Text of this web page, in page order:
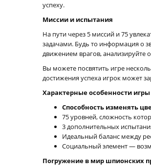
успеху.
Миссии и испытания
На пути через 5 миссий и 75
задачами. Будь то информация о
движением врагов, анализируйте
Вы можете посвятить игре
достижения успеха игрок может
Характерные особенности игры
Способность изменять
75 уровней, сложность
3 дополнительных
Идеальный баланс между
Социальный элемент —
Погружение в мир шпионских